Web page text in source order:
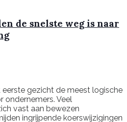
de snelste weg is naar
gezicht de meest logische
ondernemers. Veel
vast aan bewezen
ingrijpende koerswijzigingen